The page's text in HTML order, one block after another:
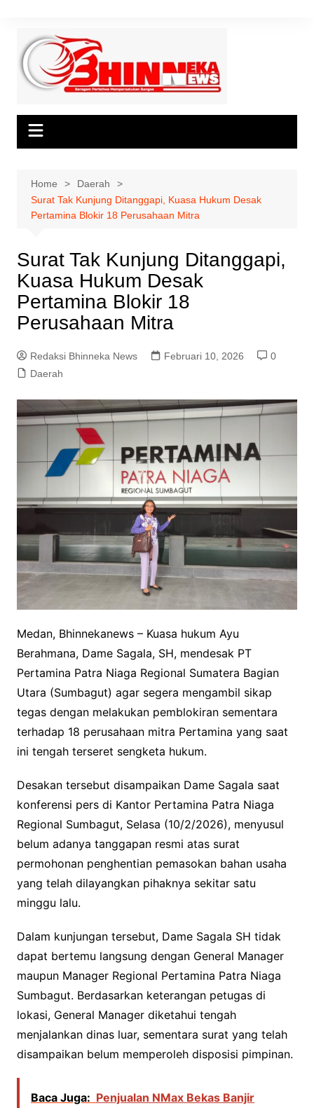
content
Home
Daerah
Surat Tak Kunjung Ditanggapi, Kuasa Hukum Desak
Pertamina Blokir 18 Perusahaan Mitra
Surat Tak Kunjung Ditanggapi,
Kuasa Hukum Desak
Pertamina Blokir 18
Perusahaan Mitra
Redaksi Bhinneka News Februari 10, 2026
0
Daerah
Medan, Bhinnekanews – Kuasa hukum Ayu
Berahmana, Dame Sagala, SH, mendesak PT
Pertamina Patra Niaga Regional Sumatera Bagian
Utara (Sumbagut) agar segera mengambil sikap
tegas dengan melakukan pemblokiran sementara
terhadap 18 perusahaan mitra Pertamina yang saat
ini tengah terseret sengketa hukum.
Desakan tersebut disampaikan Dame Sagala saat
konferensi pers di Kantor Pertamina Patra Niaga
Regional Sumbagut, Selasa (10/2/2026), menyusul
belum adanya tanggapan resmi atas surat
permohonan penghentian pemasokan bahan usaha
yang telah dilayangkan pihaknya sekitar satu
minggu lalu.
Dalam kunjungan tersebut, Dame Sagala SH tidak
dapat bertemu langsung dengan General Manager
maupun Manager Regional Pertamina Patra Niaga
Sumbagut. Berdasarkan keterangan petugas di
lokasi, General Manager diketahui tengah
menjalankan dinas luar, sementara surat yang telah
disampaikan belum memperoleh disposisi pimpinan.
Baca Juga: Penjualan NMax Bekas Banjir